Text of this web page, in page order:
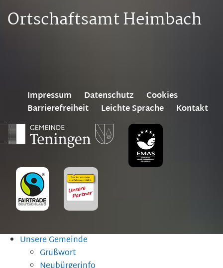
Ortschaftsamt Heimbach
Impressum Datenschutz
Cookies
Barrierefreiheit
Leichte Sprache Kontakt
Unsere Gemeinde
Grußwort